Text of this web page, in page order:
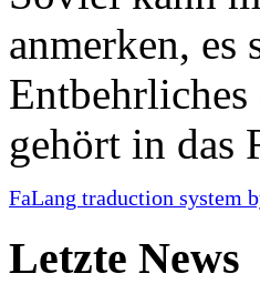
anmerken, es
gehört in das
FaLang traduction system
Letzte News